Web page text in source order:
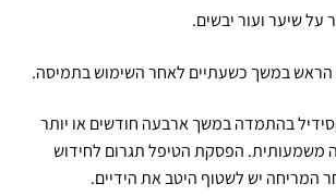
שיער ועור יבשים.
הראש במשך כשעתיים לאחר השימוש בתמיסה.
בהתמדה במשך ארבעה חודשים או יותר
משמעותית. הפסקת הטיפל תגרום לחידוש
המריחה יש לשטוף היטב את הידיים.